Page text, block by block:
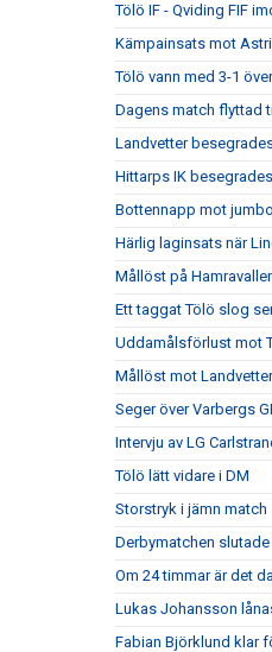
Tölö IF - Qviding FIF
Kämpainsats mot
Tölö vann med 3-1
Dagens match flyttad
Landvetter
Hittarps IK
Bottennapp mot
Härlig laginsats när
Mållöst på
Ett taggat Tölö slog
Uddamålsförlust mot
Mållöst mot Landvetter
Seger över Varbergs
Intervju av LG
Tölö lätt vidare i DM
Storstryk i jämn match
Derbymatchen slutade
Om 24 timmar är det
Lukas Johansson
Fabian Björklund klar